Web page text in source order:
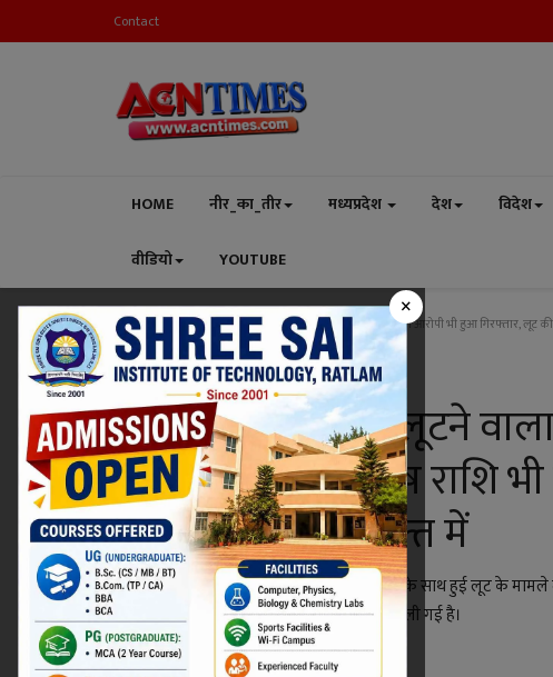
Contact
HOME नीर_का_तीर मध्यप्रदेश देश विदेश
वीडियो YOUTUBE
×
Home मध्यप्रदेश रतलाम सराफा व्यापारी को लूटने वाला 12वां आरोपी भी हुआ गिरफ्तार, लूट
रतलाम
सराफा व्यापारी को लूटने
गिरफ्तार, लूट की शेष राशि
पहले आ गए थे गिरफ्त में
रतलाम में 31 तारीख को करमदी में सराफा व्यापारी के साथ हुई लूट के
व्यापारी से लूटी गई नकदी और ज्वैलरी भी जब्त कर ली गई है।
Niraj Kumar Shukla Feb 6, 2022 - 00:44